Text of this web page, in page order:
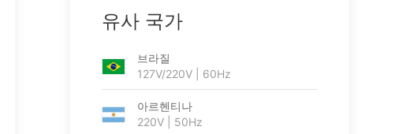
유사 국가
브라질
127V/220V | 60Hz
아르헨티나
220V | 50Hz